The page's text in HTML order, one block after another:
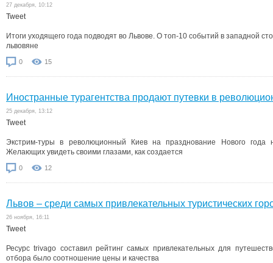
27 декабря, 10:12
Tweet
Итоги уходящего года подводят во Львове. О топ-10 событий в западной
львовяне
0 15
Иностранные турагентства продают путевки в
25 декабря, 13:12
Tweet
Экстрим-туры в революционный Киев на празднование Нового года
Желающих увидеть своими глазами, как создается
0 12
Львов – среди самых привлекательных туристических
26 ноября, 16:11
Tweet
Ресурс trivago составил рейтинг самых привлекательных для
отбора было соотношение цены и качества